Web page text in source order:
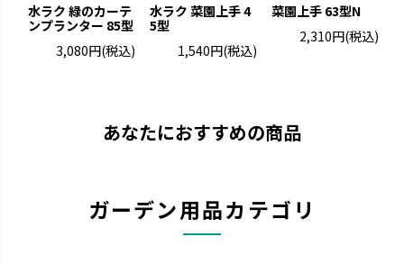
水ラク 緑のカーテ
ンプランター 85型
3,080円(税込)
水ラク 菜園上手 4
5型
1,540円(税込)
菜園上手 63型N
2,310円(税込)
あなたにおすすめの商品
ガーデン用品カテゴリ